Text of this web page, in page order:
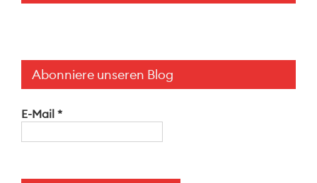
Abonniere unseren Blog
E-Mail *